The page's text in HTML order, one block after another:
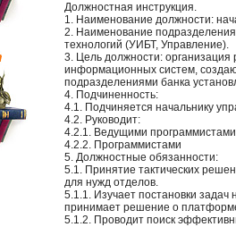
Должностная инструкция.
1. Наименование должности:
2. Наименование
технологий (УИБТ, Управление).
3. Цель должности:
информационных систем,
подразделениями банка
4. Подчиненность:
4.1. Подчиняется начальнику
4.2. Руководит:
4.2.1. Ведущими программистами
4.2.2. Программистами
5. Должностные обязанности:
5.1. Принятие тактических
для нужд отделов.
5.1.1. Изучает постановки
принимает решение о
5.1.2. Проводит поиск